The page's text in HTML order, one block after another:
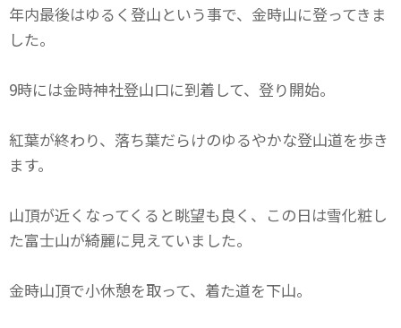
年内最後はゆるく登山という事で、金時山に登ってきま
した。
9時には金時神社登山口に到着して、登り開始。
紅葉が終わり、落ち葉だらけのゆるやかな登山道を歩き
ます。
山頂が近くなってくると眺望も良く、この日は雪化粧し
た富士山が綺麗に見えていました。
金時山頂で小休憩を取って、着た道を下山。